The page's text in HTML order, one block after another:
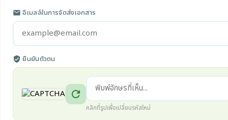
email อีเมลล์ในการจัดส่งเอกสาร
verified_user ยืนยันตัวตน
refresh
คลิกที่รูปเพื่อเปลี่ยนรหัสใหม่